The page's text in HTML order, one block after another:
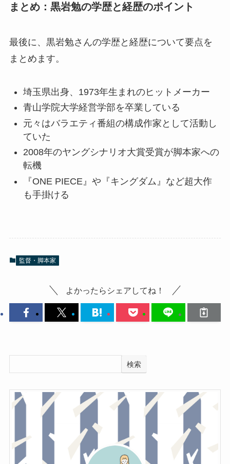
まとめ：黒岩勉の学歴と経歴のポイント
最後に、黒岩勉さんの学歴と経歴について要点を
まとめます。
埼玉県出身、1973年生まれのヒットメーカー
青山学院大学経営学部を卒業している
元々はバラエティ番組の構成作家として活動し
ていた
2008年のヤングシナリオ大賞受賞が脚本家への
転機
『ONE PIECE』や『キングダム』など超大作
も手掛ける
監督・脚本家
よかったらシェアしてね！
検索